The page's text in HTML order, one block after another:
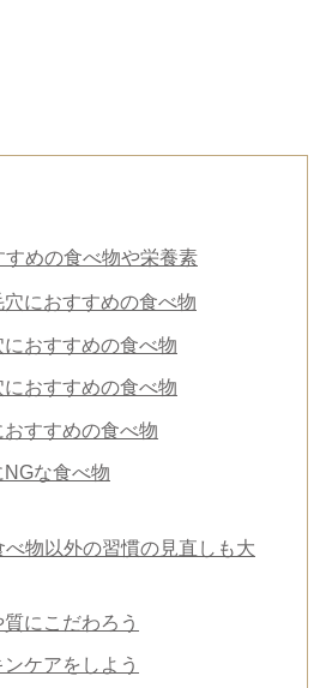
めの食べ物や栄養素
におすすめの食べ物
おすすめの食べ物
おすすめの食べ物
すすめの食べ物
な食べ物
物以外の習慣の見直しも大
にこだわろう
ケアをしよう